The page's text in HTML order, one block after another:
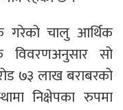
गरेको चालु आर्थिक
विवरणअनुसार सो
७३ लाख बराबरको
निक्षेपका रुपमा